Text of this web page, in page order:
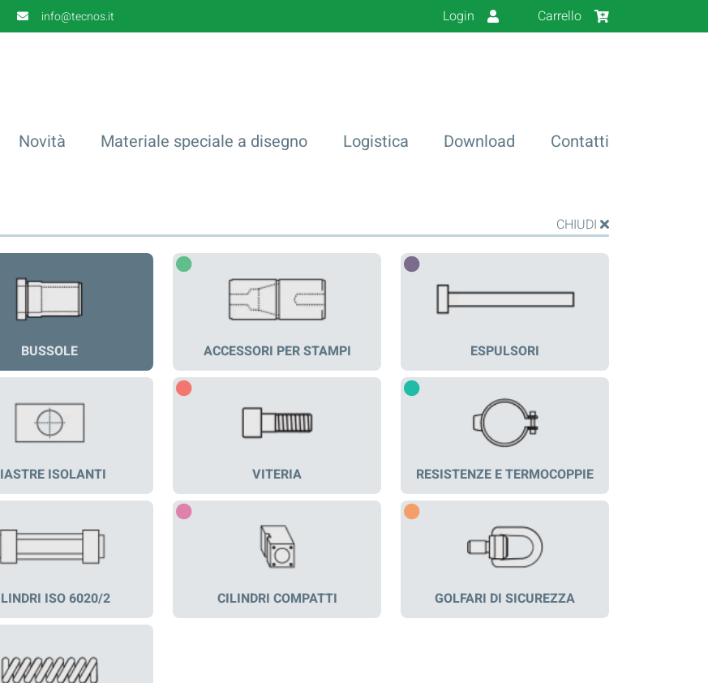
info@tecnos.it Login Carrello
Novità Materiale speciale a disegno Logistica Download Contatti
CHIUDI
BUSSOLE ACCESSORI PER STAMPI ESPULSORI
ISOLANTI VITERIA RESISTENZE E TERMOCOPPIE
ISO 6020/2 CILINDRI COMPATTI GOLFARI DI SICUREZZA